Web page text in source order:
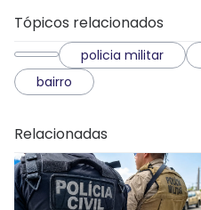
Tópicos relacionados
policia militar
bairro
Relacionadas